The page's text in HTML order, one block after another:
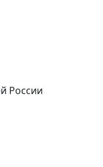
России